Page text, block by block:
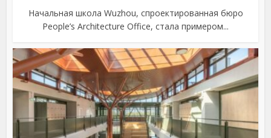
Начальная школа Wuzhou, спроектированная бюро
People’s Architecture Office, стала примером...